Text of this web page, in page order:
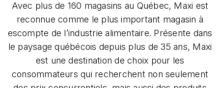
Avec plus de 160 magasins au Québec, Maxi est
reconnue comme le plus important magasin à
escompte de l’industrie alimentaire. Présente dans
le paysage québécois depuis plus de 35 ans, Maxi
est une destination de choix pour les
consommateurs qui recherchent non seulement